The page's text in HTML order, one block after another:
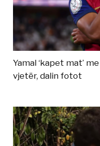
Yamal ‘kapet mat’
vjetër, dalin fotot